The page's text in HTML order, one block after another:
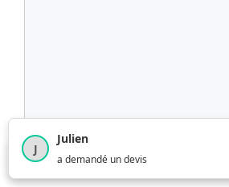
1 374 utilisateurs ce mois-ci
J
Julien
a demandé un devis